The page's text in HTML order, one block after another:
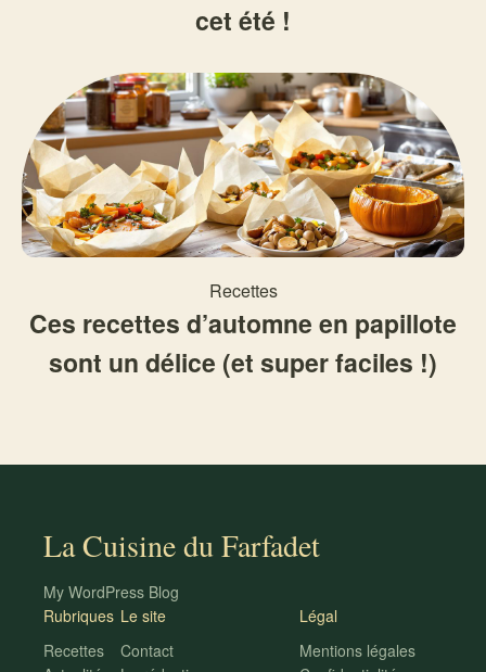
cet été !
Recettes
Ces recettes d’automne en papillote
sont un délice (et super faciles !)
La Cuisine du Farfadet
My WordPress Blog
Rubriques
Recettes
Le site
Contact
Légal
Mentions légales